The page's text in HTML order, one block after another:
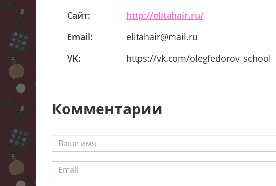
Сайт:
http://elitahair.ru/
Email:
elitahair@mail.ru
VK:
https://vk.com/olegfedorov_school
Комментарии